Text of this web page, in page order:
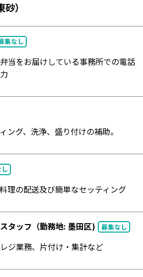
）
集なし
当をお届けしている事務所での電話
ング、洗浄、盛り付けの補助。
理の配送及び簡単なセッティング
タッフ（勤務地: 墨田区) 募集なし
ジ業務、片付け・集計など